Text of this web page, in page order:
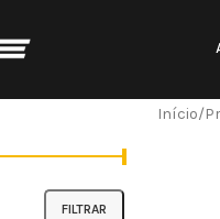
FILTRAR
Início